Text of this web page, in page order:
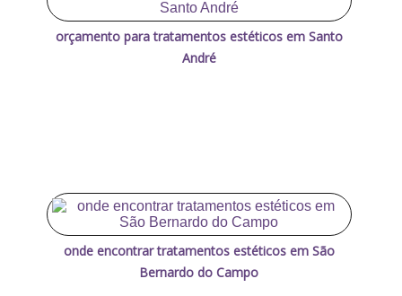
orçamento para tratamentos estéticos em Santo
André
onde encontrar tratamentos estéticos em São
Bernardo do Campo